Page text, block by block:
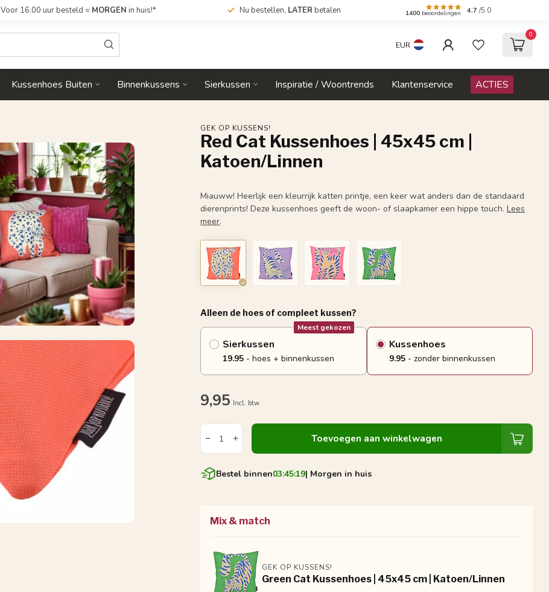
Voor 16.00 uur besteld = MORGEN in huis!* Nu bestellen, LATER betalen 1400 beoordelingen 4.7 /5.0
EUR
0
Kussenhoes Buiten Binnenkussens Sierkussen Inspiratie / Woontrends Klantenservice ACTIES
GEK OP KUSSENS!
Red Cat Kussenhoes | 45x45 cm |
Katoen/Linnen
Miauww! Heerlijk een kleurrijk katten printje, een keer wat anders dan de standaard
dierenprints! Deze kussenhoes geeft de woon- of slaapkamer een hippe touch.Lees
meer.
Alleen de hoes of compleet kussen?
Sierkussen
Meest gekozen
19.95 - hoes + binnenkussen
Kussenhoes
9.95- zonder binnenkussen
9,95 Incl. btw
Toevoegen aan winkelwagen
Bestel binnen03:45:18| Morgen in huis
Mix & match
GEK OP KUSSENS!
Green Cat Kussenhoes | 45x45 cm | Katoen/Linnen